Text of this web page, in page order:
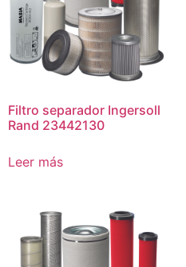
Filtro separador Ingersoll
Rand 23442130
Leer más